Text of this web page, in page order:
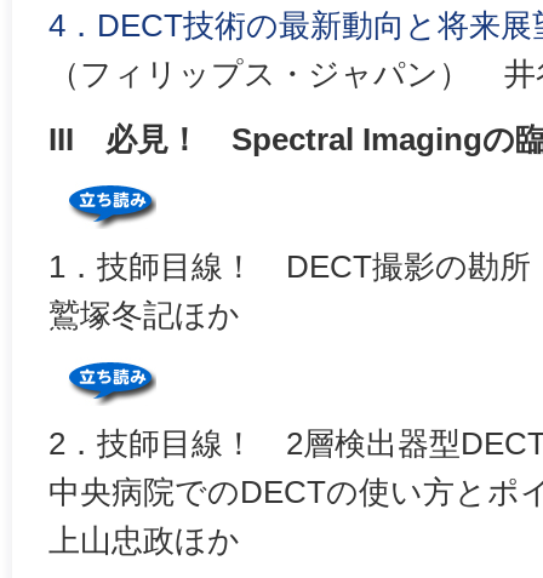
4．DECT技術の最新動向と将来展
（フィリップス・ジャパン） 井
III 必見！ Spectral Imagingの
1．技師目線！ DECT撮影の勘所
鷲塚冬記ほか
2．技師目線！ 2層検出器型
中央病院でのDECTの使い方とポ
上山忠政ほか